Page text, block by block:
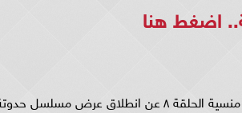
اضغط هنا
حدوته منسيه 8 .. كشفت الشركة المنتجة لـ مسلسل حدوتة منسية الحلقة ٨ عن